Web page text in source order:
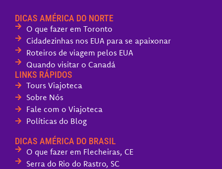
DICAS AMÉRICA DO NORTE
O que fazer em Toronto
Cidadezinhas nos EUA para se apaixonar
Roteiros de viagem pelos EUA
Quando visitar o Canadá
LINKS RÁPIDOS
Tours Viajoteca
Sobre Nós
Fale com o Viajoteca
Políticas do Blog
DICAS AMÉRICA DO BRASIL
O que fazer em Flecheiras, CE
Serra do Rio do Rastro, SC